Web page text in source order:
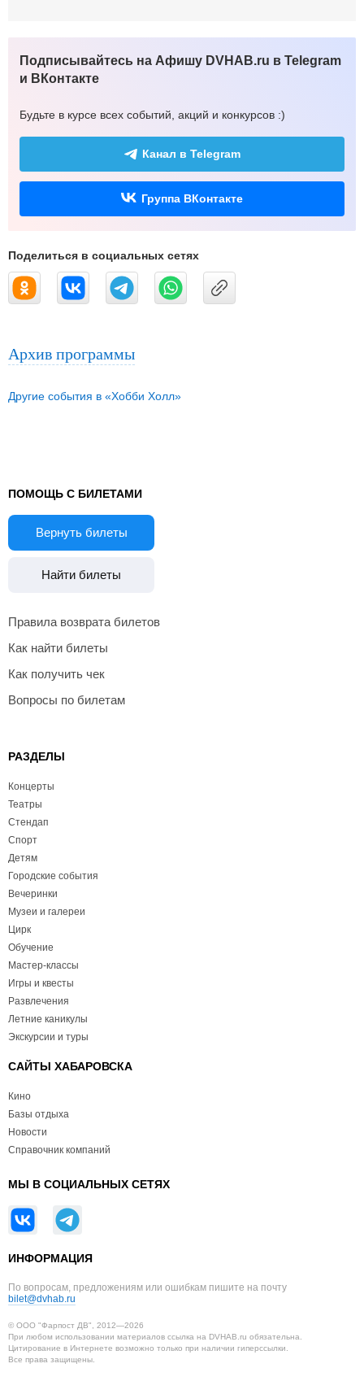
Подписывайтесь на Афишу DVHAB.ru в Telegram
и ВКонтакте
Будьте в курсе всех событий, акций и конкурсов :)
Канал в Telegram
Группа ВКонтакте
Поделиться в социальных сетях
Архив программы
Другие события в «Хобби Холл»
ПОМОЩЬ С БИЛЕТАМИ
Вернуть билеты
Найти билеты
Правила возврата билетов
Как найти билеты
Как получить чек
Вопросы по билетам
РАЗДЕЛЫ
Концерты
Театры
Стендап
Спорт
Детям
Городские события
Вечеринки
Музеи и галереи
Цирк
Обучение
Мастер-классы
Игры и квесты
Развлечения
Летние каникулы
Экскурсии и туры
САЙТЫ ХАБАРОВСКА
Кино
Базы отдыха
Новости
Справочник компаний
МЫ В СОЦИАЛЬНЫХ СЕТЯХ
ИНФОРМАЦИЯ
По вопросам, предложениям или ошибкам пишите на почту
bilet@dvhab.ru
© ООО "Фарпост ДВ", 2012—2026
При любом использовании материалов ссылка на DVHAB.ru обязательна.
Цитирование в Интернете возможно только при наличии гиперссылки.
Все права защищены.